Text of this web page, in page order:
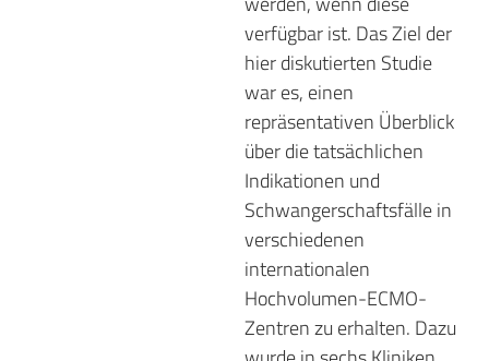
verfügbar ist. Das Ziel der
hier diskutierten Studie
war es, einen
repräsentativen Überblick
über die tatsächlichen
Indikationen und
Schwangerschaftsfälle in
verschiedenen
internationalen
Hochvolumen-ECMO-
Zentren zu erhalten. Dazu